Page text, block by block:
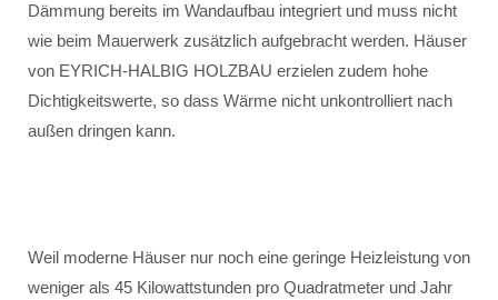
Dämmung bereits im Wandaufbau integriert und muss nicht
wie beim Mauerwerk zusätzlich aufgebracht werden. Häuser
von EYRICH-HALBIG HOLZBAU erzielen zudem hohe
Dichtigkeitswerte, so dass Wärme nicht unkontrolliert nach
außen dringen kann.
Weil moderne Häuser nur noch eine geringe Heizleistung von
weniger als 45 Kilowattstunden pro Quadratmeter und Jahr